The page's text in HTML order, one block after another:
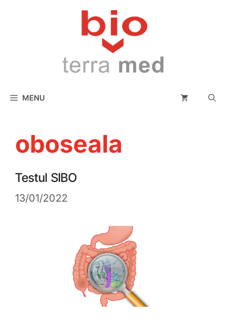
MENU
oboseala
Testul SIBO
13/01/2022